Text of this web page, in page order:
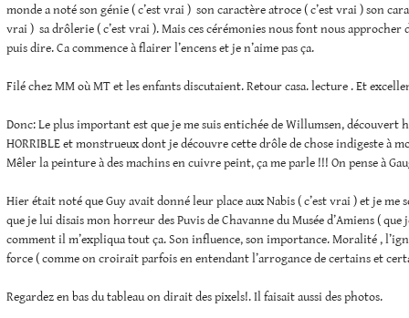
monde a noté son génie ( c’est vrai ) son caractère atroce ( c’est vrai ) son
vrai ) sa drôlerie ( c’est vrai ). Mais ces cérémonies nous font nous approcher
puis dire. Ca commence à flairer l’encens et je n’aime pas ça.
Filé chez MM où MT et les enfants discutaient. Retour casa. lecture . Et
Donc: Le plus important est que je me suis entichée de Willumsen, découvert
HORRIBLE et monstrueux dont je découvre cette drôle de chose indigeste à
Mêler la peinture à des machins en cuivre peint, ça me parle !!! On pense à
Hier était noté que Guy avait donné leur place aux Nabis ( c’est vrai ) et je me
que je lui disais mon horreur des Puvis de Chavanne du Musée d’Amiens ( que
comment il m’expliqua tout ça. Son influence, son importance. Moralité ,
force ( comme on croirait parfois en entendant l’arrogance de certains et
Regardez en bas du tableau on dirait des pixels!. Il faisait aussi des photos.